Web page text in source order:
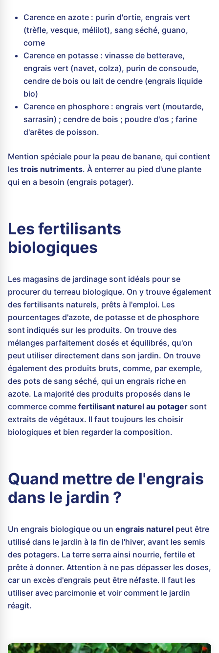
Carence en azote : purin d'ortie, engrais vert
(trèfle, vesque, mélilot), sang séché, guano,
corne
Carence en potasse : vinasse de betterave,
engrais vert (navet, colza), purin de consoude,
cendre de bois ou lait de cendre (engrais liquide
bio)
Carence en phosphore : engrais vert (moutarde,
sarrasin) ; cendre de bois ; poudre d'os ; farine
d'arêtes de poisson.
Mention spéciale pour la peau de banane, qui contient
les trois nutriments. À enterrer au pied d'une plante
qui en a besoin (engrais potager).
Les fertilisants
biologiques
Les magasins de jardinage sont idéals pour se
procurer du terreau biologique. On y trouve également
des fertilisants naturels, prêts à l'emploi. Les
pourcentages d'azote, de potasse et de phosphore
sont indiqués sur les produits. On trouve des
mélanges parfaitement dosés et équilibrés, qu'on
peut utiliser directement dans son jardin. On trouve
également des produits bruts, comme, par exemple,
des pots de sang séché, qui un engrais riche en
azote. La majorité des produits proposés dans le
commerce comme fertilisant naturel au potager sont
extraits de végétaux. Il faut toujours les choisir
biologiques et bien regarder la composition.
Quand mettre de l'engrais
dans le jardin ?
Un engrais biologique ou un engrais naturel peut être
utilisé dans le jardin à la fin de l'hiver, avant les semis
des potagers. La terre serra ainsi nourrie, fertile et
prête à donner. Attention à ne pas dépasser les doses,
car un excès d'engrais peut être néfaste. Il faut les
utiliser avec parcimonie et voir comment le jardin
réagit.